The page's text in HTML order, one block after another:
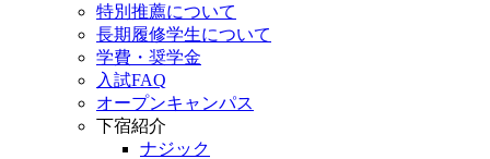
特別推薦について
長期履修学生について
学費・奨学金
入試FAQ
オープンキャンパス
下宿紹介
ナジック